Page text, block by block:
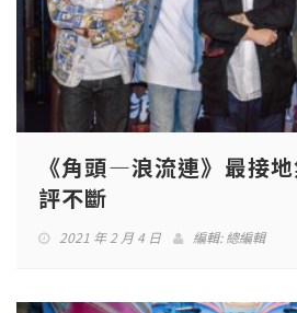
《角頭—浪流連》最接
評不斷
2021 年 2 月 4 日 編輯:總編輯